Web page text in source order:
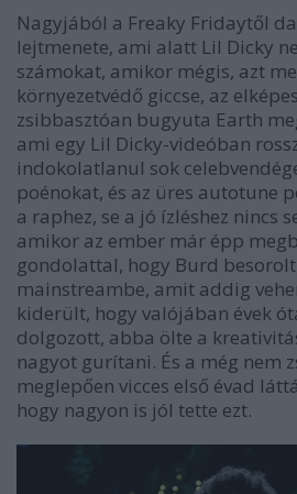
Nagyjából a Freaky Fridaytől
lejtmenete, ami alatt Lil Dicky
számokat, amikor mégis, azt
környezetvédő giccse, az
zsibbasztóan bugyuta Earth
ami egy Lil Dicky-videóban
indokolatlanul sok
poénokat, és az üres autotune
a raphez, se a jó ízléshez nincs
amikor az ember már épp
gondolattal, hogy Burd
mainstreambe, amit addig
kiderült, hogy valójában évek
dolgozott, abba ölte a
nagyot gurítani. És a még nem
meglepően vicces első évad
hogy nagyon is jól tette ezt.